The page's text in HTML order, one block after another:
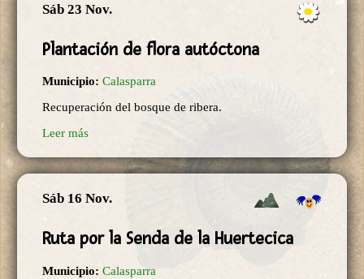
Sáb 23 Nov.
Plantación de flora autóctona
Municipio: Calasparra
Recuperación del bosque de ribera.
Leer más
Sáb 16 Nov.
Ruta por la Senda de la Huertecica
Municipio: Calasparra